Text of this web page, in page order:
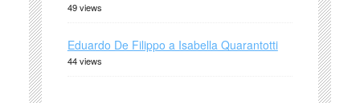
49 views
Eduardo De Filippo a Isabella Quarantotti
44 views